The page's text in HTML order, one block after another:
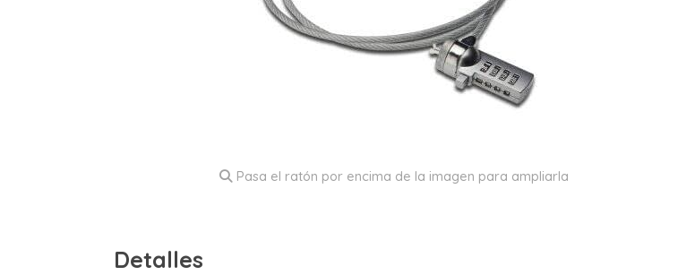
Pasa el ratón por encima de la imagen para ampliarla
Detalles